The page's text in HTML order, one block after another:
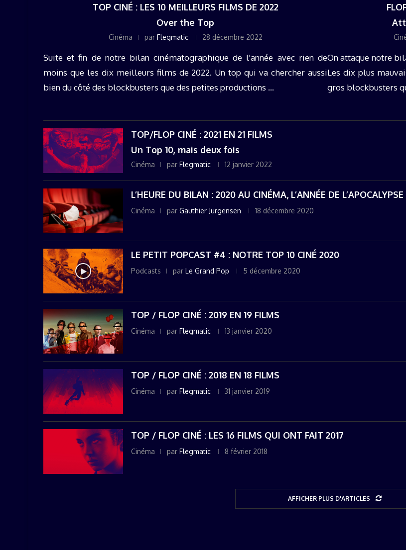
TOP CINÉ : LES 10 MEILLEURS FILMS DE 2022
Over the Top
Cinéma par Flegmatic 28 décembre 2022
Suite et fin de notre bilan cinématographique de l'année avec rien de
moins que les dix meilleurs films de 2022. Un top qui va chercher aussi
bien du côté des blockbusters que des petites productions ...
On attaque notre
Les dix plus
gros blockbusters
TOP/FLOP CINÉ : 2021 EN 21 FILMS
Un Top 10, mais deux fois
Cinéma par Flegmatic 12 janvier 2022
L’HEURE DU BILAN : 2020 AU CINÉMA, L’ANNÉE DE L’APOCALYPSE
Cinéma par Gauthier Jurgensen 18 décembre 2020
LE PETIT POPCAST #4 : NOTRE TOP 10 CINÉ 2020
Podcasts par Le Grand Pop 5 décembre 2020
TOP / FLOP CINÉ : 2019 EN 19 FILMS
Cinéma par Flegmatic 13 janvier 2020
TOP / FLOP CINÉ : 2018 EN 18 FILMS
Cinéma par Flegmatic 31 janvier 2019
TOP / FLOP CINÉ : LES 16 FILMS QUI ONT FAIT 2017
Cinéma par Flegmatic 8 février 2018
AFFICHER PLUS D'ARTICLES